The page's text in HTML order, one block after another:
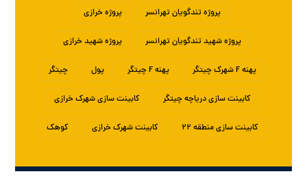
پروژه تندگویان تهرانسر پروژه خرازی
پروژه شهید تندگویان تهرانسر پروژه شهید خرازی
پهنه F شهرک چیتگر پهنه F چیتگر پول چیتگر
کابینت سازی دریاچه چیتگر کابینت سازی شهرک خرازی
کابینت سازی منطقه ۲۲ کابینت شهرک خرازی کوهک